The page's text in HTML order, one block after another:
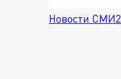
Новости СМИ2